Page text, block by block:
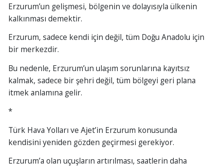
Erzurum’un gelişmesi, bölgenin ve dolayısıyla ülkenin
kalkınması demektir.
Erzurum, sadece kendi için değil, tüm Doğu Anadolu için
bir merkezdir.
Bu nedenle, Erzurum’un ulaşım sorunlarına kayıtsız
kalmak, sadece bir şehri değil, tüm bölgeyi geri plana
itmek anlamına gelir.
*
Türk Hava Yolları ve Ajet’in Erzurum konusunda
kendisini yeniden gözden geçirmesi gerekiyor.
Erzurum’a olan uçuşların artırılması, saatlerin daha